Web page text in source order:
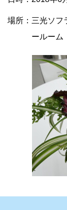
場所：三光ソ
ールーム